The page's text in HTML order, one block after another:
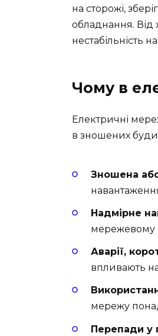
на сторожі,
обладнання. Від
нестабільність
Чому в
Електричні
в зношених
Зношена
Надмірне
мережевому
Аварії,
впливають
мережу
Перепади у